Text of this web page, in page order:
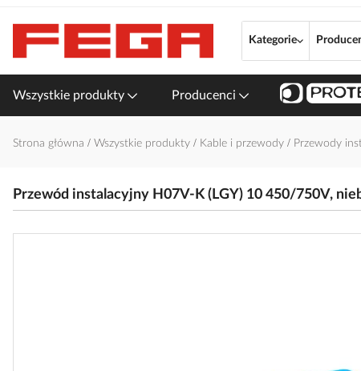
treści
Kategorie
Wszystkie produkty Producenci
Strona główna Wszystkie produkty Kable i przewody Przewody
Przewód instalacyjny H07V-K (LGY) 10 450/750V,